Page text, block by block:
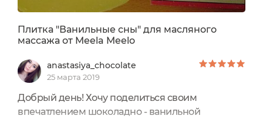
Плитка "Ванильные сны" для масляного
массажа от Meela Meelo
anastasiya_chocolate
25 марта 2019
Добрый день! Хочу поделиться своим
впечатлением шоколадно - ванильной